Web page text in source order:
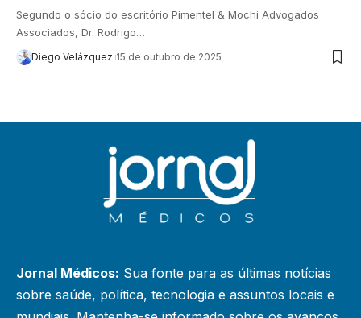
Segundo o sócio do escritório Pimentel & Mochi Advogados
Associados, Dr. Rodrigo…
Diego Velázquez 15 de outubro de 2025
Jornal Médicos: Sua fonte para as últimas notícias
sobre saúde, política, tecnologia e assuntos locais e